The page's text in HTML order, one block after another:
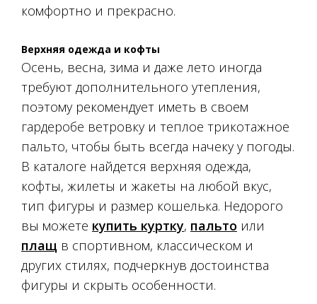
комфортно и прекрасно.
Верхняя одежда и кофты
Осень, весна, зима и даже лето иногда
требуют дополнительного утепления,
поэтому рекомендует иметь в своем
гардеробе ветровку и теплое трикотажное
пальто, чтобы быть всегда начеку у погоды.
В каталоге найдется верхняя одежда,
кофты, жилеты и жакеты на любой вкус,
тип фигуры и размер кошелька. Недорого
вы можете купить куртку, пальто или
плащ в спортивном, классическом и
других стилях, подчеркнув достоинства
фигуры и скрыть особенности.